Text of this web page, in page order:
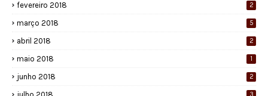
fevereiro 2018 2
março 2018 5
abril 2018 2
maio 2018 1
junho 2018 2